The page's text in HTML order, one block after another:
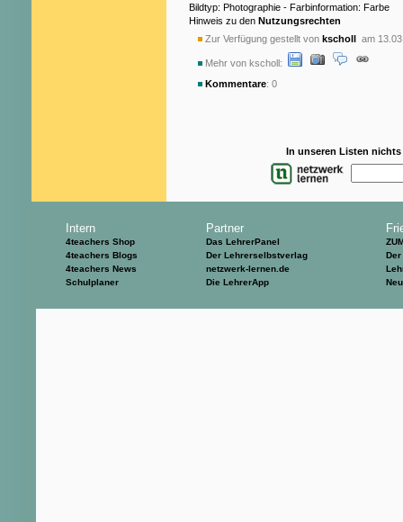
Bildtyp: Photographie - Farbinformation: Farbe
Hinweis zu den Nutzungsrechten
Zur Verfügung gestellt von kscholl am
Mehr von kscholl:
Kommentare: 0
In unseren Listen
Intern
4teachers Shop
4teachers Blogs
4teachers News
Schulplaner
Partner
Das LehrerPanel
Der Lehrerselbstverlag
netzwerk-lernen.de
Die LehrerApp